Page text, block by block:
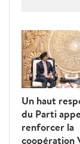
contrat.
visant à
lutter
protéger
des
Un haut
du Parti
renforcer la
coopération